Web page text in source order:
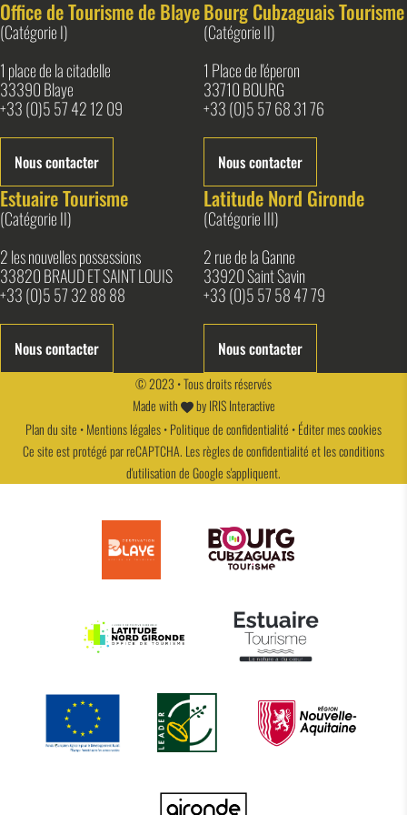
Office de Tourisme de Blaye
(Catégorie I)
1 place de la citadelle
33390 Blaye
+33 (0)5 57 42 12 09
Nous contacter
Bourg Cubzaguais Tourisme
(Catégorie II)
1 Place de l'éperon
33710 BOURG
+33 (0)5 57 68 31 76
Nous contacter
Estuaire Tourisme
(Catégorie II)
2 les nouvelles possessions
33820 BRAUD ET SAINT LOUIS
+33 (0)5 57 32 88 88
Nous contacter
Latitude Nord Gironde
(Catégorie III)
2 rue de la Ganne
33920 Saint Savin
+33 (0)5 57 58 47 79
Nous contacter
© 2023 • Tous droits réservés
Made with
byIRIS Interactive
Plan du site •Mentions légales•Politique de confidentialité •Éditer mes cookies
Ce site est protégé par reCAPTCHA. Lesrègles de confidentialitéet lesconditions
d'utilisationde Google s'appliquent.